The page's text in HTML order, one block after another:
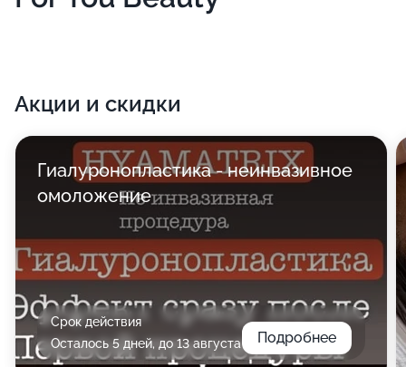
Акции и скидки
Гиалуронопластика - неинвазивное
омоложение
Срок действия
Осталось 5 дней, до 13 августа
Подробнее